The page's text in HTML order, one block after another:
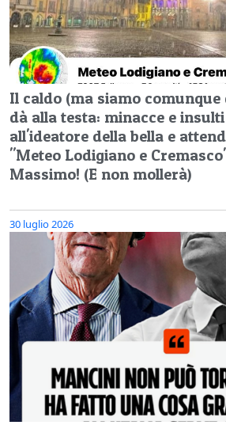
Il caldo (ma siamo
dà alla testa: minacce e
all'ideatore della bella e
"Meteo Lodigiano e
Massimo! (E non mollerà)
30 luglio 2026